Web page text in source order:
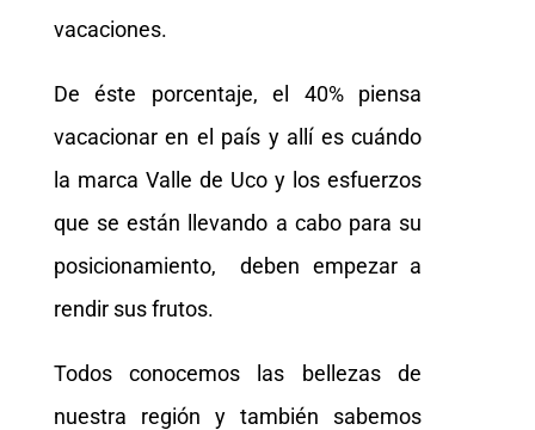
vacaciones.
De éste porcentaje, el 40% piensa
vacacionar en el país y allí es cuándo
la marca Valle de Uco y los esfuerzos
que se están llevando a cabo para su
posicionamiento, deben empezar a
rendir sus frutos.
Todos conocemos las bellezas de
nuestra región y también sabemos